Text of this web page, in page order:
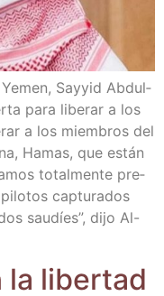
Say­yid Abdul­
para libe­rar a los
a los miem­bros del
Hamas, que están
total­men­te pre­
cap­tu­ra­dos
sau­díes”, dijo Al-
la liber­tad